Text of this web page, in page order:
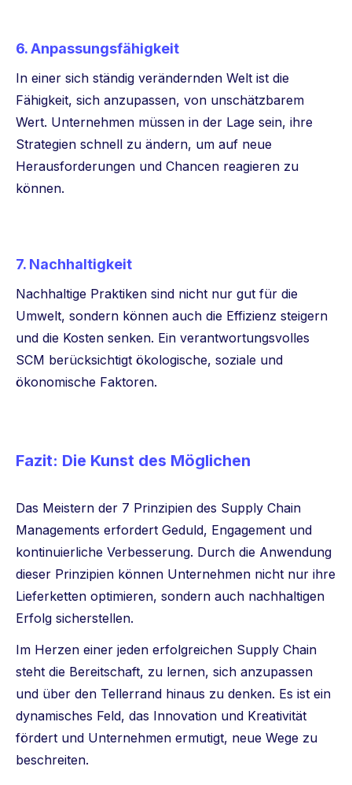
6. Anpassungsfähigkeit
In einer sich ständig verändernden Welt ist die
Fähigkeit, sich anzupassen, von unschätzbarem
Wert. Unternehmen müssen in der Lage sein, ihre
Strategien schnell zu ändern, um auf neue
Herausforderungen und Chancen reagieren zu
können.
7. Nachhaltigkeit
Nachhaltige Praktiken sind nicht nur gut für die
Umwelt, sondern können auch die Effizienz steigern
und die Kosten senken. Ein verantwortungsvolles
SCM berücksichtigt ökologische, soziale und
ökonomische Faktoren.
Fazit: Die Kunst des Möglichen
Das Meistern der 7 Prinzipien des Supply Chain
Managements erfordert Geduld, Engagement und
kontinuierliche Verbesserung. Durch die Anwendung
dieser Prinzipien können Unternehmen nicht nur ihre
Lieferketten optimieren, sondern auch nachhaltigen
Erfolg sicherstellen.
Im Herzen einer jeden erfolgreichen Supply Chain
steht die Bereitschaft, zu lernen, sich anzupassen
und über den Tellerrand hinaus zu denken. Es ist ein
dynamisches Feld, das Innovation und Kreativität
fördert und Unternehmen ermutigt, neue Wege zu
beschreiten.